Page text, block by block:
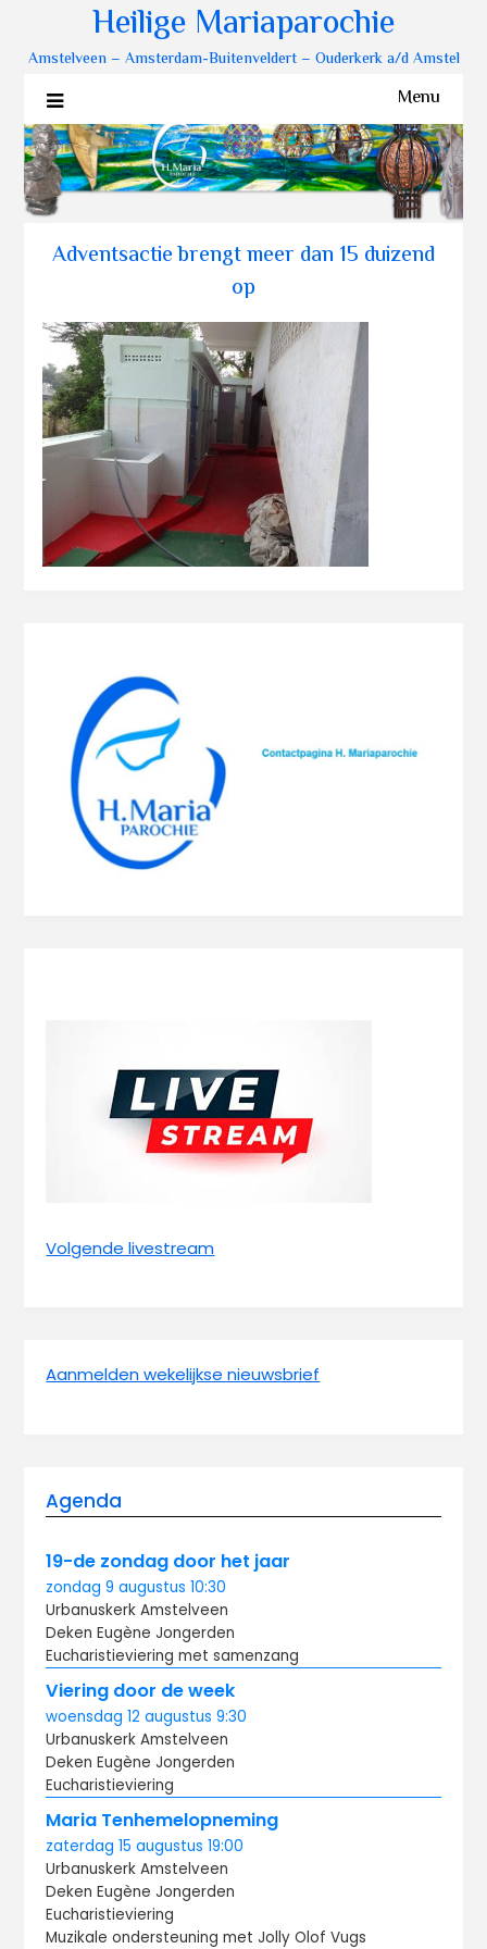
Heilige Mariaparochie
Amstelveen – Amsterdam-Buitenveldert – Ouderkerk a/d Amstel
Menu
Adventsactie brengt meer dan 15 duizend
op
Volgende livestream
Aanmelden wekelijkse nieuwsbrief
Agenda
19-de zondag door het jaar
zondag 9 augustus10:30
Urbanuskerk Amstelveen
Deken Eugène Jongerden
Eucharistieviering met samenzang
Viering door de week
woensdag 12 augustus9:30
Urbanuskerk Amstelveen
Deken Eugène Jongerden
Eucharistieviering
Maria Tenhemelopneming
zaterdag 15 augustus19:00
Urbanuskerk Amstelveen
Deken Eugène Jongerden
Eucharistieviering
Muzikale ondersteuning met Jolly Olof Vugs